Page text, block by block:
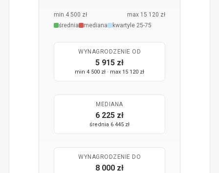
min 4 500 zł
max 15 120 zł
średnia
mediana kwartyle 25-75
WYNAGRODZENIE OD
5 915 zł
min 4 500 zł · max 15 120 zł
MEDIANA
6 225 zł
średnia 6 445 zł
WYNAGRODZENIE DO
8 000 zł